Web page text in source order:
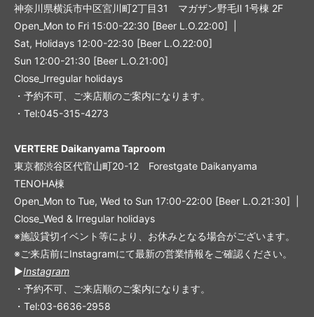
神奈川県横浜市中区宮川町2丁目31 マガザン野毛Ⅱ 1号棟 2F
Open_Mon to Fri 15:00-22:30 [Beer L.O.22:00] |
Sat, Holidays 12:00-22:30 [Beer L.O.22:00]
Sun 12:00-21:30 [Beer L.O.21:00]
Close_Irregular holidays
・予約不可、ご来店順のご案内になります。
・Tel:045-315-4273
VERTERE Daikanyama Taproom
東京都渋谷区代官山町20-12 Forestgate Daikanyama
TENOHA棟
Open_Mon to Tue, Wed to Sun 17:00-22:00 [Beer L.O.21:30] |
Close_Wed & Irregular holidays
※施設貸切イベント等により、お休みとなる場合がございます。
※ご来店前にInstagramにて最新の営業情報をご確認ください。
▶︎Instagram
・予約不可、ご来店順のご案内になります。
・Tel:03-6636-2958